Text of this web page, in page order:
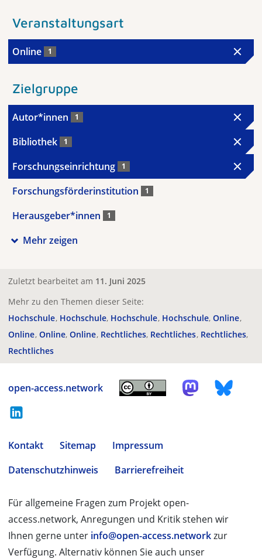
Veranstaltungsart
Online 1
Zielgruppe
Autor*innen 1
Bibliothek 1
Forschungseinrichtung 1
Forschungsförderinstitution 1
Herausgeber*innen 1
Mehr zeigen
Zuletzt bearbeitet am 11. Juni 2025
Mehr zu den Themen dieser Seite:
Hochschule Hochschule Hochschule Hochschule Online
Online Online Online Rechtliches Rechtliches Rechtliches
Rechtliches
open-access.network
Kontakt Sitemap
Impressum
Datenschutzhinweis
Barrierefreiheit
Für allgemeine Fragen zum Projekt open-
access.network, Anregungen und Kritik stehen wir
Ihnen gerne unter info@open-access.networkzur
Verfügung. Alternativ können Sie auch unser